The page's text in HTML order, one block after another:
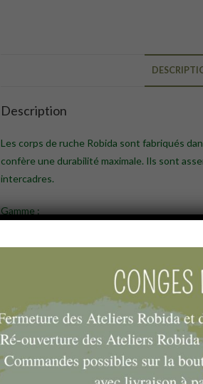
Description
Les corps de ruche Robida sont fabriqués
confère une durabilité maximale. Ils sont
intercadres.
Gamme :
Corps Dadant 6 cadres vide ruchette
Corps Dadant 6 cadres vide + plancher
Corps Dadant 6 cadres vide + plancher
Corps Warré monté vide